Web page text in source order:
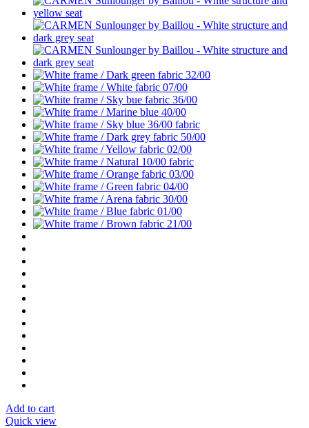
Add to cart
Quick view